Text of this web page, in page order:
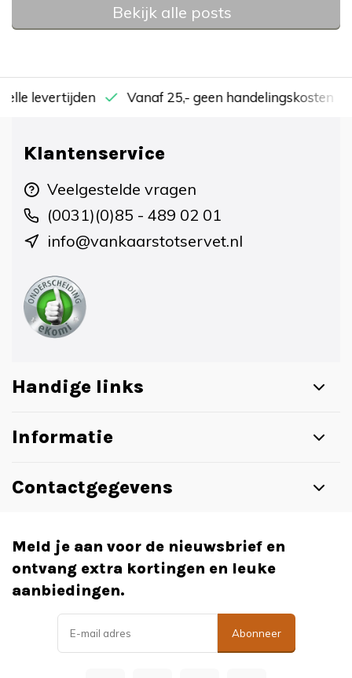
Bekijk alle posts
levertijden Vanaf 25,- geen handelingskosten
Klantenservice
Veelgestelde vragen
(0031)(0)85 - 489 02 01
info@vankaarstotservet.nl
Handige links
Informatie
Contactgegevens
Meld je aan voor de nieuwsbrief en
ontvang extra kortingen en leuke
aanbiedingen.
Abonneer